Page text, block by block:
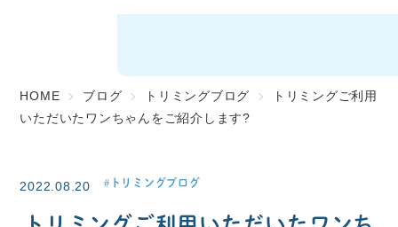
HOME ブログ トリミングブログ
トリミングご利用
いただいたワンちゃんをご紹介します?
2022.08.20 トリミングブログ